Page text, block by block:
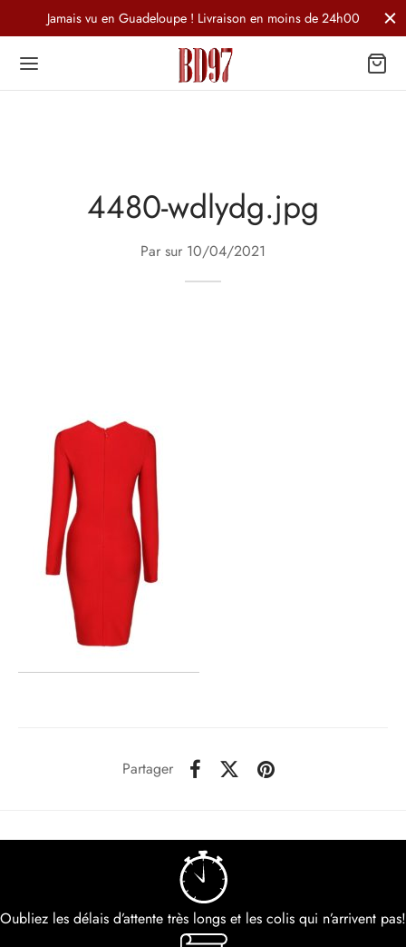
Jamais vu en Guadeloupe ! Livraison en moins de 24h00
4480-wdlydg.jpg
Par sur 10/04/2021
Partager
Oubliez les délais d’attente très longs et les colis qui n’arrivent pas!